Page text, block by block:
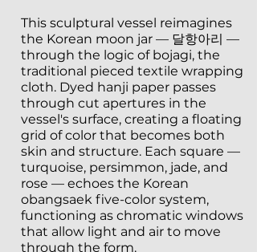
This sculptural vessel reimagines
the Korean moon jar — 달항아리 —
through the logic of bojagi, the
traditional pieced textile wrapping
cloth. Dyed hanji paper passes
through cut apertures in the
vessel's surface, creating a floating
grid of color that becomes both
skin and structure. Each square —
turquoise, persimmon, jade, and
rose — echoes the Korean
obangsaek five-color system,
functioning as chromatic windows
that allow light and air to move
through the form.